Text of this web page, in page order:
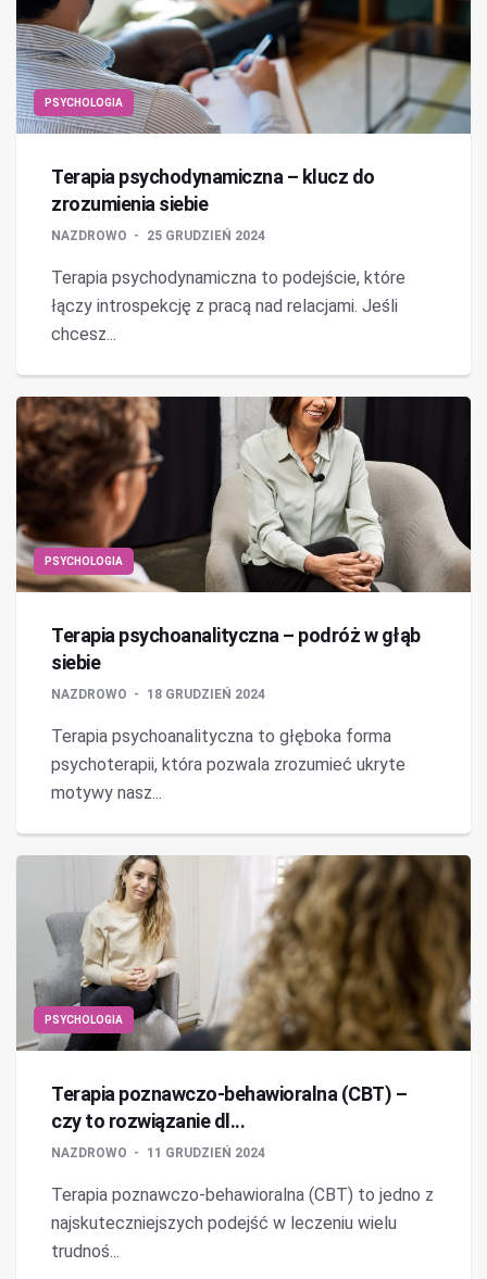
PSYCHOLOGIA
Terapia psychodynamiczna – klucz do
zrozumienia siebie
NAZDROWO 25 GRUDZIEŃ 2024
Terapia psychodynamiczna to podejście, które
łączy introspekcję z pracą nad relacjami. Jeśli
chcesz...
PSYCHOLOGIA
Terapia psychoanalityczna – podróż w głąb
siebie
NAZDROWO 18 GRUDZIEŃ 2024
Terapia psychoanalityczna to głęboka forma
psychoterapii, która pozwala zrozumieć ukryte
motywy nasz...
PSYCHOLOGIA
Terapia poznawczo-behawioralna (CBT) –
czy to rozwiązanie dl...
NAZDROWO 11 GRUDZIEŃ 2024
Terapia poznawczo-behawioralna (CBT) to jedno z
najskuteczniejszych podejść w leczeniu wielu
trudnoś...